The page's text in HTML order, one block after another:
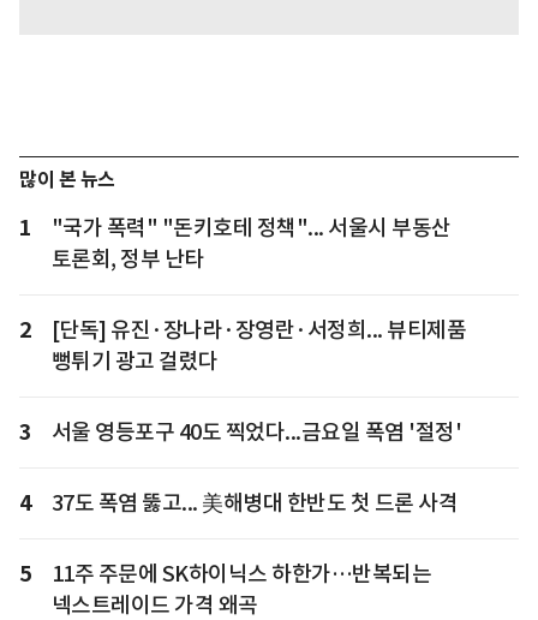
많이 본 뉴스
1
"국가 폭력" "돈키호테 정책"... 서울시 부동산
토론회, 정부 난타
2
[단독] 유진·장나라·장영란·서정희... 뷰티제품
뻥튀기 광고 걸렸다
3 서울 영등포구 40도 찍었다...금요일 폭염 '절정'
4 37도 폭염 뚫고... 美해병대 한반도 첫 드론 사격
5
11주 주문에 SK하이닉스 하한가…반복되는
넥스트레이드 가격 왜곡